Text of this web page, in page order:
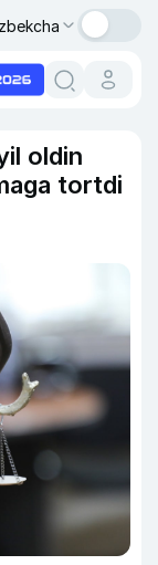
oldin
tortdi